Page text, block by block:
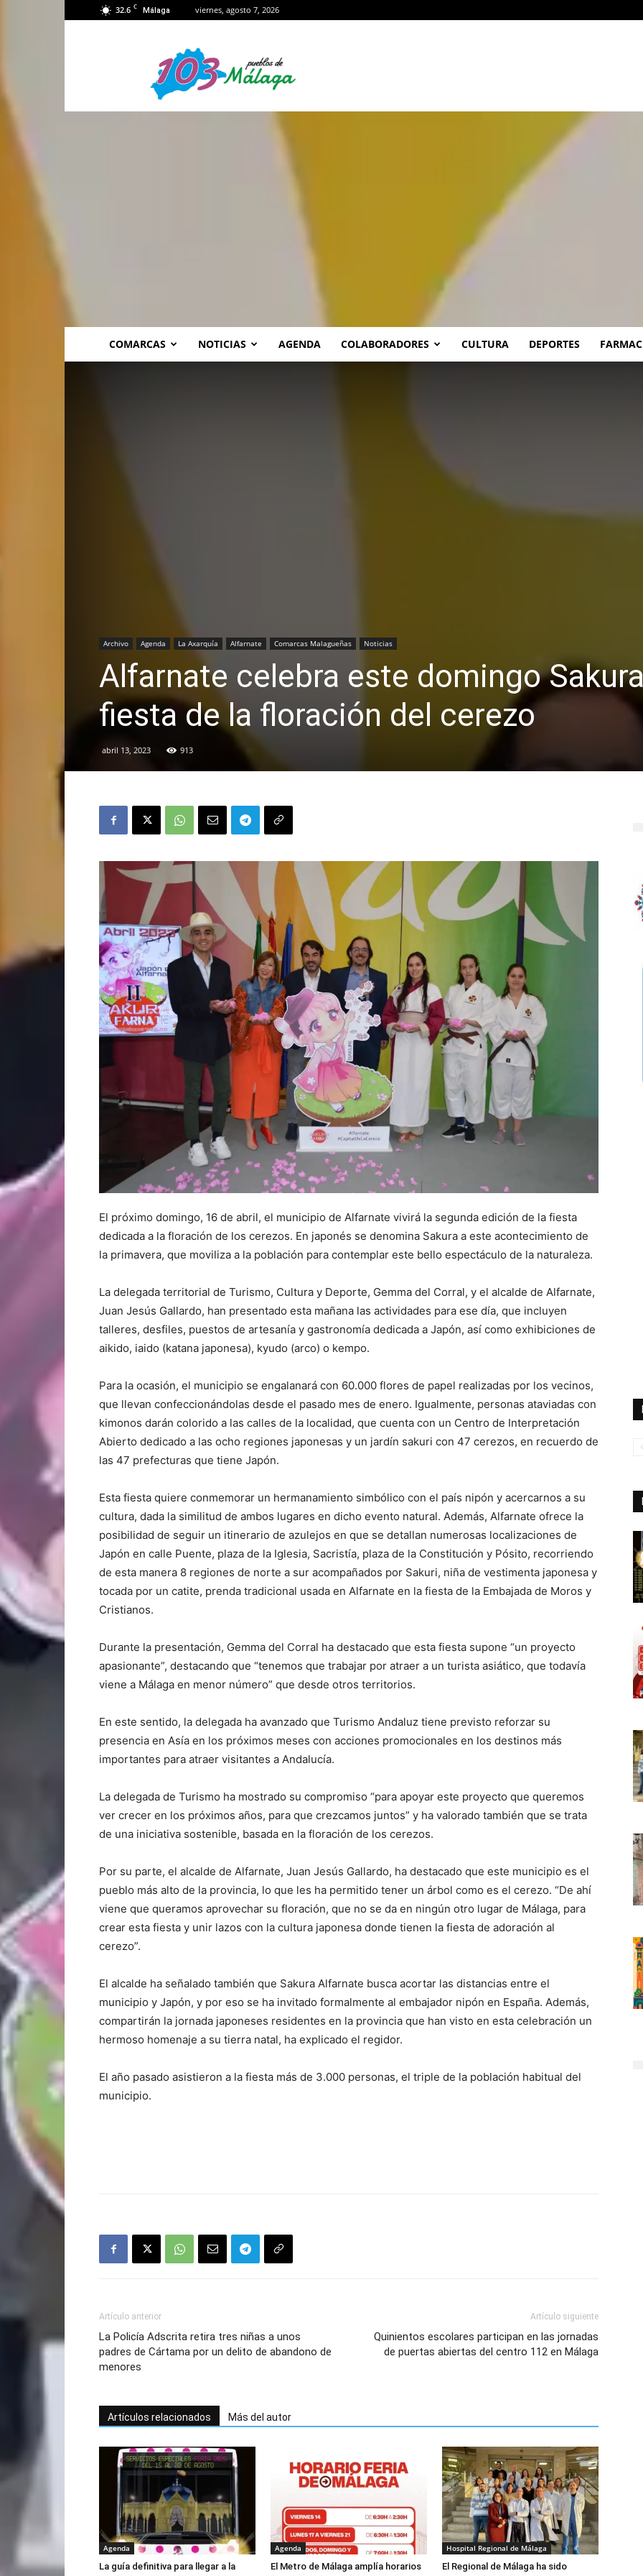
32.6 C Málaga viernes, agosto 7, 2026
Málaga
COMARCAS NOTICIAS AGENDA COLABORADORES CULTURA DEPORTES
Archivo Agenda La Axarquía Alfarnate Comarcas Malagueñas Noticias
Alfarnate celebra este domingo
fiesta de la floración del cerezo
abril 13, 2023 913
El próximo domingo, 16 de abril, el municipio de Alfarnate vivirá la segunda edición de la fiesta
dedicada a la floración de los cerezos. En japonés se denomina Sakura a este acontecimiento de
la primavera, que moviliza a la población para contemplar este bello espectáculo de la naturaleza.
La delegada territorial de Turismo, Cultura y Deporte, Gemma del Corral, y el alcalde de Alfarnate,
Juan Jesús Gallardo, han presentado esta mañana las actividades para ese día, que incluyen
talleres, desfiles, puestos de artesanía y gastronomía dedicada a Japón, así como exhibiciones de
aikido, iaido (katana japonesa), kyudo (arco) o kempo.
Para la ocasión, el municipio se engalanará con 60.000 flores de papel realizadas por los vecinos,
que llevan confeccionándolas desde el pasado mes de enero. Igualmente, personas ataviadas con
kimonos darán colorido a las calles de la localidad, que cuenta con un Centro de Interpretación
Abierto dedicado a las ocho regiones japonesas y un jardín sakuri con 47 cerezos, en recuerdo de
las 47 prefecturas que tiene Japón.
Esta fiesta quiere conmemorar un hermanamiento simbólico con el país nipón y acercarnos a su
cultura, dada la similitud de ambos lugares en dicho evento natural. Además, Alfarnate ofrece la
posibilidad de seguir un itinerario de azulejos en que se detallan numerosas localizaciones de
Japón en calle Puente, plaza de la Iglesia, Sacristía, plaza de la Constitución y Pósito, recorriendo
de esta manera 8 regiones de norte a sur acompañados por Sakuri, niña de vestimenta japonesa y
tocada por un catite, prenda tradicional usada en Alfarnate en la fiesta de la Embajada de Moros y
Cristianos.
Durante la presentación, Gemma del Corral ha destacado que esta fiesta supone “un proyecto
apasionante”, destacando que “tenemos que trabajar por atraer a un turista asiático, que todavía
viene a Málaga en menor número” que desde otros territorios.
En este sentido, la delegada ha avanzado que Turismo Andaluz tiene previsto reforzar su
presencia en Asía en los próximos meses con acciones promocionales en los destinos más
importantes para atraer visitantes a Andalucía.
La delegada de Turismo ha mostrado su compromiso “para apoyar este proyecto que queremos
ver crecer en los próximos años, para que crezcamos juntos” y ha valorado también que se trata
de una iniciativa sostenible, basada en la floración de los cerezos.
Por su parte, el alcalde de Alfarnate, Juan Jesús Gallardo, ha destacado que este municipio es el
pueblo más alto de la provincia, lo que les ha permitido tener un árbol como es el cerezo. “De ahí
viene que queramos aprovechar su floración, que no se da en ningún otro lugar de Málaga, para
crear esta fiesta y unir lazos con la cultura japonesa donde tienen la fiesta de adoración al
cerezo”.
El alcalde ha señalado también que Sakura Alfarnate busca acortar las distancias entre el
municipio y Japón, y por eso se ha invitado formalmente al embajador nipón en España. Además,
compartirán la jornada japoneses residentes en la provincia que han visto en esta celebración un
hermoso homenaje a su tierra natal, ha explicado el regidor.
El año pasado asistieron a la fiesta más de 3.000 personas, el triple de la población habitual del
municipio.
Artículo anterior
La Policía Adscrita retira tres niñas a unos
padres de Cártama por un delito de abandono de
menores
Artículo siguiente
Quinientos escolares participan en las jornadas
de puertas abiertas del centro 112 en Málaga
Artículos relacionados Más del autor
Agenda
La guía definitiva para llegar a la
Agenda
El Metro de Málaga amplía horarios
Hospital Regional de Málaga
El Regional de Málaga ha sido